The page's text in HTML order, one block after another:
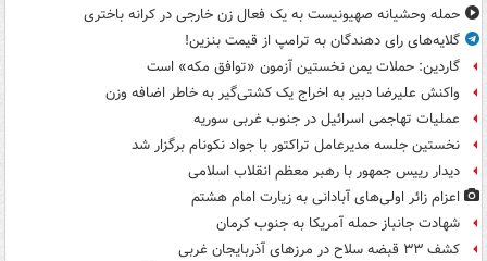
حمله وحشیانه صهیونیست به یک فعال زن خارجی در کرانه باختری
گلایه‌های رای دهندگان به ترامپ از قیمت بنزین!
گاردین: حملات یمن نخستین آزمون «توافق مکه» است
واکنش علیرضا دبیر به اخراج یک کشتی‌گیر به خاطر اضافه وزن
عملیات تهاجمی اسرائیل در جنوب غربی سوریه
نخستین جلسه مدیرعامل تراکتور با جواد نکونام برگزار شد
دیدار رییس جمهور با رهبر معظم انقلاب اسلامی
اعزام زائر اولی‌های آبادانی به زیارت امام هشتم
شهادت جانباز حمله آمریکا به جنوب کرمان
کشف ۳۳ قبضه سلاح در مرزهای آذربایجان غربی